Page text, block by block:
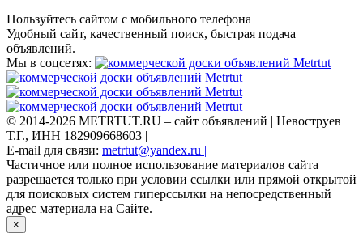
Пользуйтесь сайтом с мобильного телефона
Удобный сайт, качественный поиск, быстрая подача
объявлений.
Мы в соцсетях:
© 2014-2026 METRTUT.RU – сайт объявлений | Невоструев
Т.Г., ИНН 182909668603 |
E-mail для связи: metrtut@yandex.ru |
Частичное или полное использование материалов сайта
разрешается только при условии ссылки или прямой открытой
для поисковых систем гиперссылки на непосредственный
адрес материала на Сайте.
×